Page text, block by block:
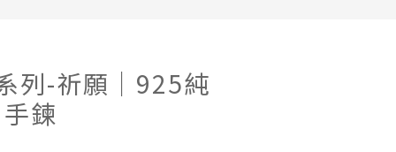
列-祈願｜925純
鍊